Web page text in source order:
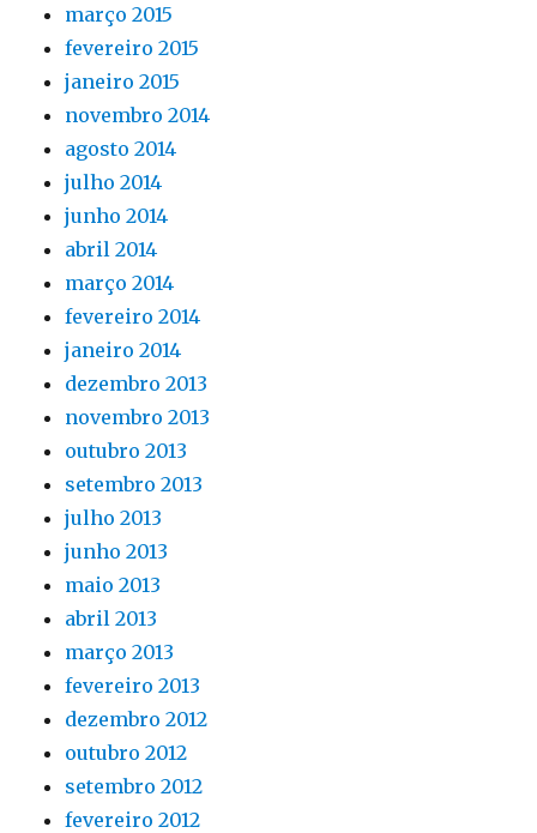
março 2015
fevereiro 2015
janeiro 2015
novembro 2014
agosto 2014
julho 2014
junho 2014
abril 2014
março 2014
fevereiro 2014
janeiro 2014
dezembro 2013
novembro 2013
outubro 2013
setembro 2013
julho 2013
junho 2013
maio 2013
abril 2013
março 2013
fevereiro 2013
dezembro 2012
outubro 2012
setembro 2012
fevereiro 2012